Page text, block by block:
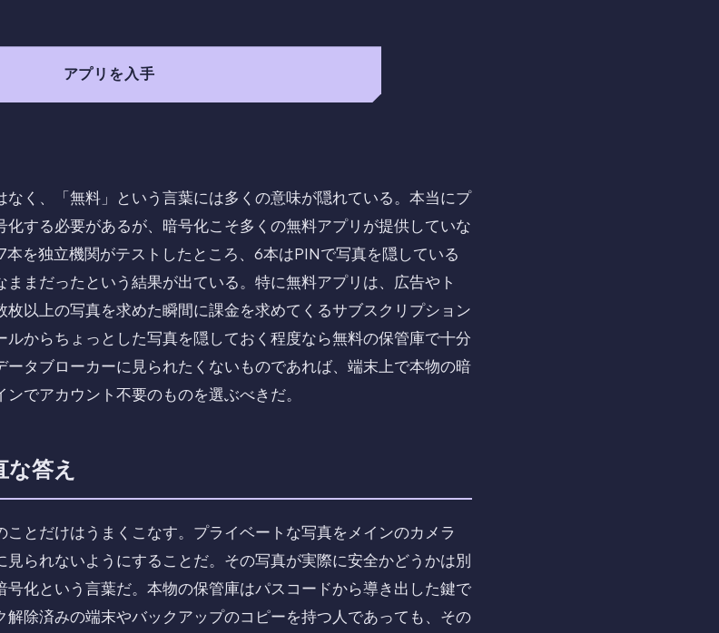
アプリを入手
く、「無料」という言葉には多くの意味が隠れている。本当にプ
する必要があるが、暗号化こそ多くの無料アプリが提供していな
を独立機関がテストしたところ、6本はPINで写真を隠している
まだったという結果が出ている。特に無料アプリは、広告やト
以上の写真を求めた瞬間に課金を求めてくるサブスクリプション
からちょっとした写真を隠しておく程度なら無料の保管庫で十分
タブローカーに見られたくないものであれば、端末上で本物の暗
でアカウント不要のものを選ぶべきだ。
答え
とだけはうまくこなす。プライベートな写真をメインのカメラ
見られないようにすることだ。その写真が実際に安全かどうかは別
化という言葉だ。本物の保管庫はパスコードから導き出した鍵で
除済みの端末やバックアップのコピーを持つ人であっても、その